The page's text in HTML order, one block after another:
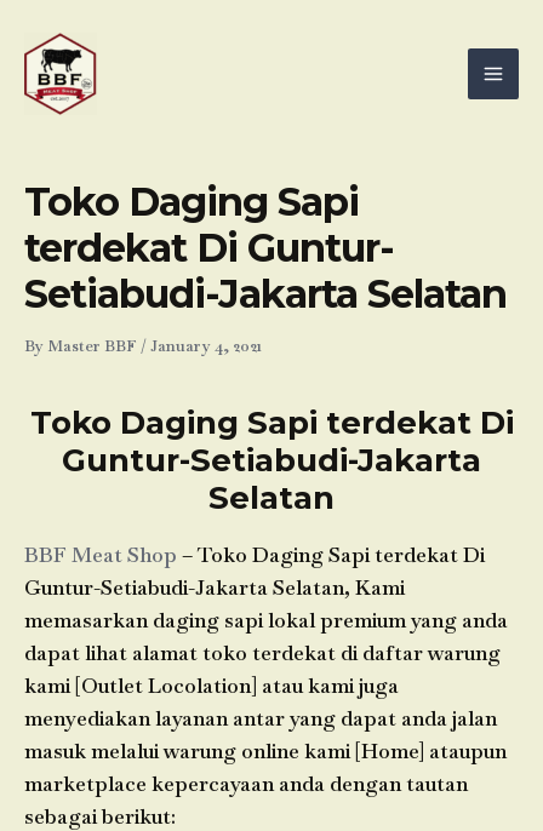
content
Toko Daging Sapi
terdekat Di Guntur-
Setiabudi-Jakarta Selatan
By Master BBF /January 4, 2021
Toko Daging Sapi terdekat Di
Guntur-Setiabudi-Jakarta
Selatan
BBF Meat Shop – Toko Daging Sapi terdekat Di
Guntur-Setiabudi-Jakarta Selatan, Kami
memasarkan daging sapi lokal premium yang anda
dapat lihat alamat toko terdekat di daftar warung
kami [Outlet Locolation] atau kami juga
menyediakan layanan antar yang dapat anda jalan
masuk melalui warung online kami [Home] ataupun
marketplace kepercayaan anda dengan tautan
sebagai berikut: